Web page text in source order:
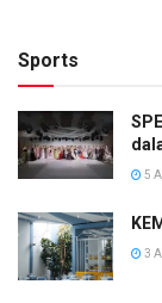
Sports
5
3